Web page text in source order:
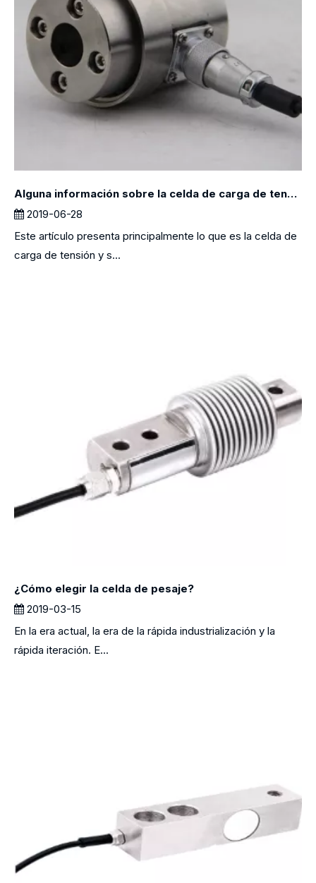
Alguna información sobre la celda de carga de tensión
2019-06-28
Este artículo presenta principalmente lo que es la celda de
carga de tensión y s...
¿Cómo elegir la celda de pesaje?
2019-03-15
En la era actual, la era de la rápida industrialización y la
rápida iteración. E...